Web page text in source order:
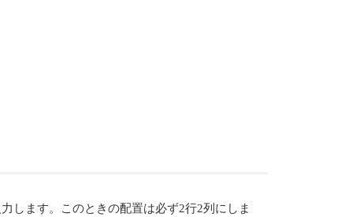
します。このときの配置は必ず2行2列にしま